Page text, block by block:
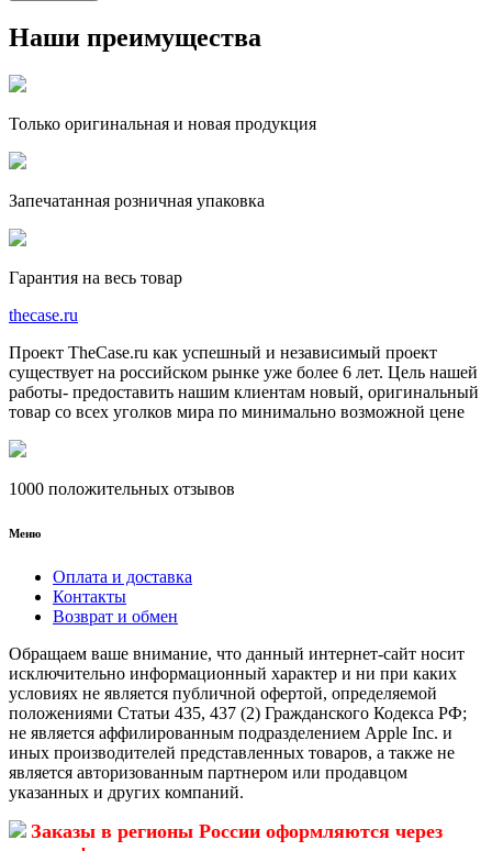
Наши преимущества
Только оригинальная и новая продукция
Запечатанная розничная упаковка
Гарантия на весь товар
thecase.ru
Проект TheCase.ru как успешный и независимый проект
существует на российском рынке уже более 6 лет. Цель нашей
работы- предоставить нашим клиентам новый, оригинальный
товар со всех уголков мира по минимально возможной цене
1000 положительных отзывов
Меню
Оплата и доставка
Контакты
Возврат и обмен
Обращаем ваше внимание, что данный интернет-сайт носит
исключительно информационный характер и ни при каких
условиях не является публичной офертой, определяемой
положениями Статьи 435, 437 (2) Гражданского Кодекса РФ;
не является аффилированным подразделением Apple Inc. и
иных производителей представленных товаров, а также не
является авторизованным партнером или продавцом
указанных и других компаний.
Заказы в регионы России оформляются через